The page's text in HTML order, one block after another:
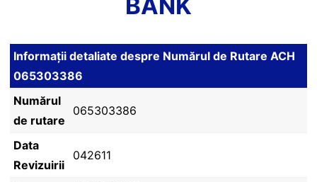
BANK
Informații detaliate despre Numărul de Rutare ACH
065303386
Numărul
de rutare
065303386
Data
Revizuirii
042611